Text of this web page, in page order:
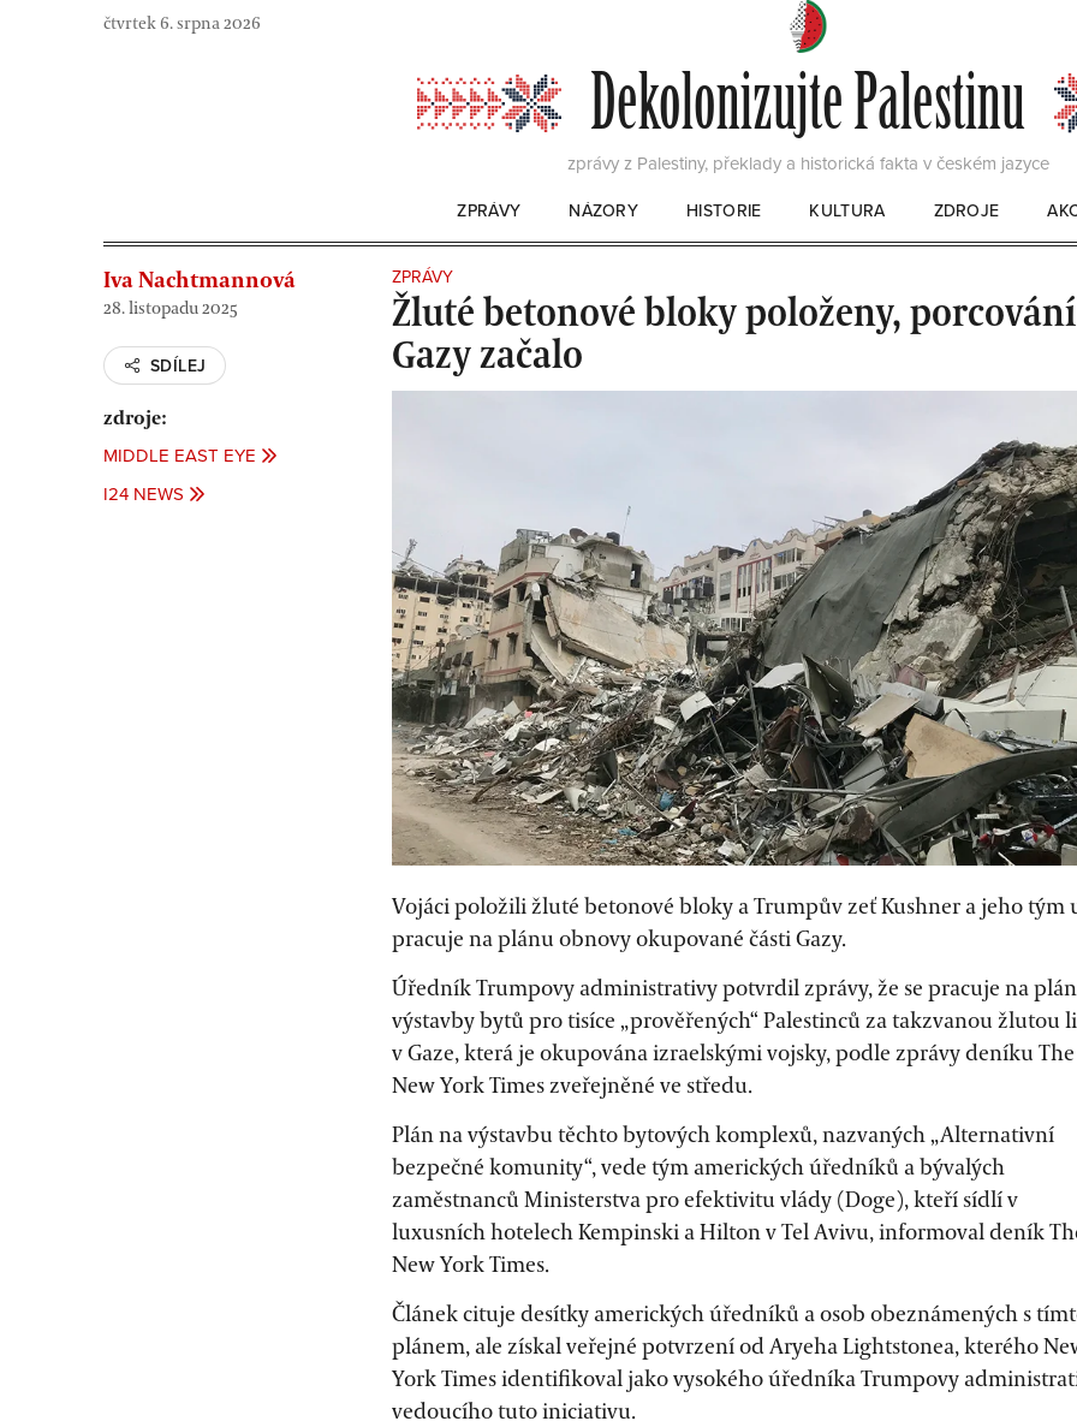
čtvrtek 6. srpna 2026
Dekolonizujte Palestinu
zprávy z Palestiny, překlady a historická fakta v českém jazyce
ZPRÁVY NÁZORY HISTORIE KULTURA
ZDROJE
KNIHY
Iva Nachtmannová
28. listopadu 2025
SDÍLEJ
zdroje:
MIDDLE EAST EYE
I24 NEWS
ZPRÁVY
Žluté betonové bloky položeny, porcování
Gazy začalo
Vojáci položili žluté betonové bloky a Trumpův zeť Kushner a jeho tým
pracuje na plánu obnovy okupované části Gazy.
Úředník Trumpovy administrativy potvrdil zprávy, že se pracuje na
výstavby bytů pro tisíce „prověřených“ Palestinců za takzvanou žlutou
v Gaze, která je okupována izraelskými vojsky, podle zprávy deníku The
New York Times zveřejněné ve středu.
Plán na výstavbu těchto bytových komplexů, nazvaných „Alternativní
bezpečné komunity“, vede tým amerických úředníků a bývalých
zaměstnanců Ministerstva pro efektivitu vlády (Doge), kteří sídlí v
luxusních hotelech Kempinski a Hilton v Tel Avivu, informoval deník
New York Times.
Článek cituje desítky amerických úředníků a osob obeznámených s
plánem, ale získal veřejné potvrzení od Aryeha Lightstonea, kterého
York Times identifikoval jako vysokého úředníka Trumpovy
vedoucího tuto iniciativu.